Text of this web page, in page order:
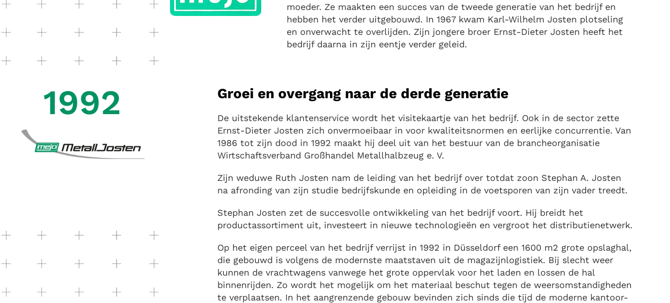
moeder. Ze maakten een succes van de tweede generatie van het bedrijf en
hebben het verder uitgebouwd. In 1967 kwam Karl-Wilhelm Josten plotseling
en onverwacht te overlijden. Zijn jongere broer Ernst-Dieter Josten heeft het
bedrijf daarna in zijn eentje verder geleid.
1992 Groei en overgang naar de derde generatie
De uitstekende klantenservice wordt het visitekaartje van het bedrijf. Ook in de sector zette
Ernst-Dieter Josten zich onvermoeibaar in voor kwaliteitsnormen en eerlijke concurrentie. Van
1986 tot zijn dood in 1992 maakt hij deel uit van het bestuur van de brancheorganisatie
Wirtschaftsverband Großhandel Metallhalbzeug e. V.
Zijn weduwe Ruth Josten nam de leiding van het bedrijf over totdat zoon Stephan A. Josten
na afronding van zijn studie bedrijfskunde en opleiding in de voetsporen van zijn vader treedt.
Stephan Josten zet de succesvolle ontwikkeling van het bedrijf voort. Hij breidt het
productassortiment uit, investeert in nieuwe technologieën en vergroot het distributienetwerk.
Op het eigen perceel van het bedrijf verrijst in 1992 in Düsseldorf een 1600 m2 grote opslaghal,
die gebouwd is volgens de modernste maatstaven uit de magazijnlogistiek. Bij slecht weer
kunnen de vrachtwagens vanwege het grote oppervlak voor het laden en lossen de hal
binnenrijden. Zo wordt het mogelijk om het materiaal beschut tegen de weersomstandigheden
te verplaatsen. In het aangrenzende gebouw bevinden zich sinds die tijd de moderne kantoor-